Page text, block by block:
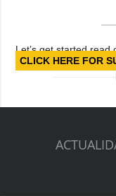
Let’s get started
CLICK HERE FOR